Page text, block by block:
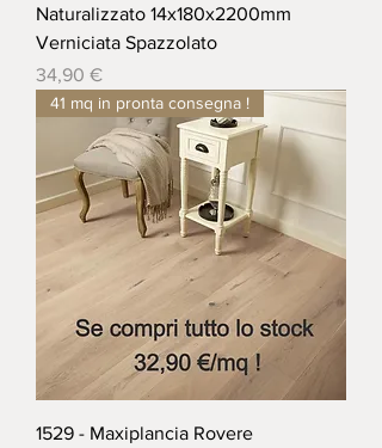
Naturalizzato 14x180x2200mm
Verniciata Spazzolato
Prezzo
34,90 €
41 mq in pronta consegna !
1529 - Maxiplancia Rovere